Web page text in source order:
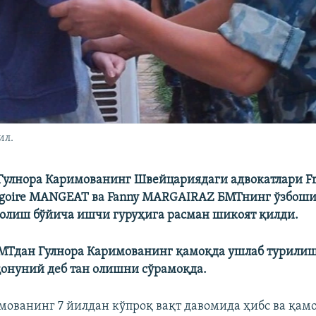
Каримованинг Швейцариядаги адвокатлари
MANGEAT ва Fanny MARGAIRAZ БМТнинг
бўйича ишчи гуруҳига расман шикоят қилди.
Гулнора Каримованинг қамоқда ушлаб
деб тан олишни сўрамоқда.
7 йилдан кўпроқ вақт давомида ҳибс ва